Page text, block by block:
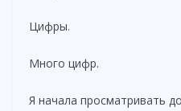
Цифры.
Много цифр.
Я начала просматривать